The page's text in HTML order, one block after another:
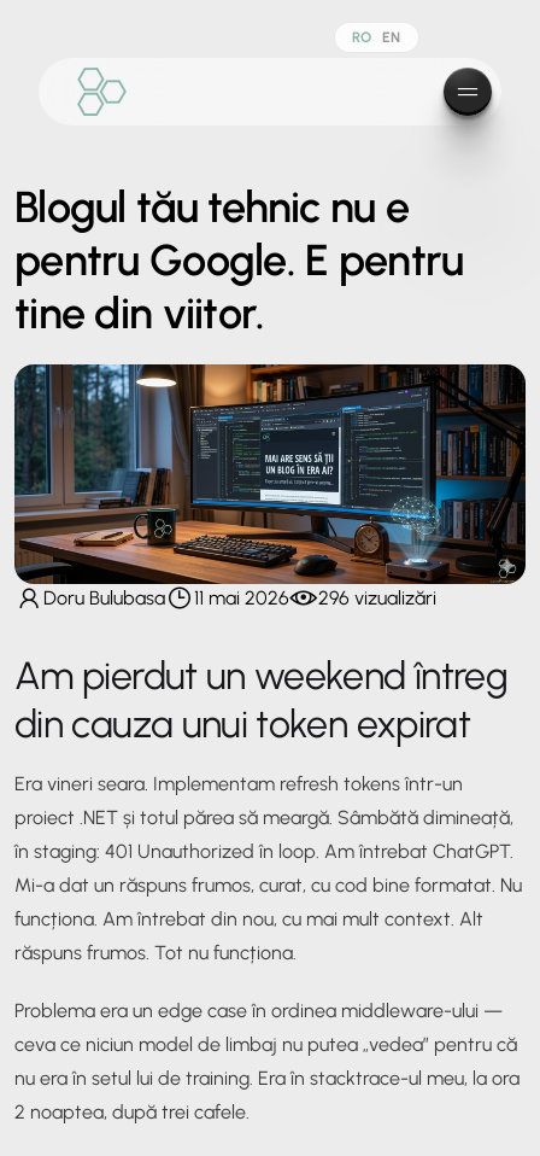
RO EN
Blogul tău tehnic nu e
pentru Google. E pentru
tine din viitor.
Doru Bulubasa 11 mai 2026 296 vizualizări
Am pierdut un weekend întreg
din cauza unui token expirat
Era vineri seara. Implementam refresh tokens într-un
proiect .NET și totul părea să meargă. Sâmbătă dimineață,
în staging: 401 Unauthorized în loop. Am întrebat ChatGPT.
Mi-a dat un răspuns frumos, curat, cu cod bine formatat. Nu
funcționa. Am întrebat din nou, cu mai mult context. Alt
răspuns frumos. Tot nu funcționa.
Problema era un edge case în ordinea middleware-ului —
ceva ce niciun model de limbaj nu putea „vedea” pentru că
nu era în setul lui de training. Era în stacktrace-ul meu, la ora
2 noaptea, după trei cafele.